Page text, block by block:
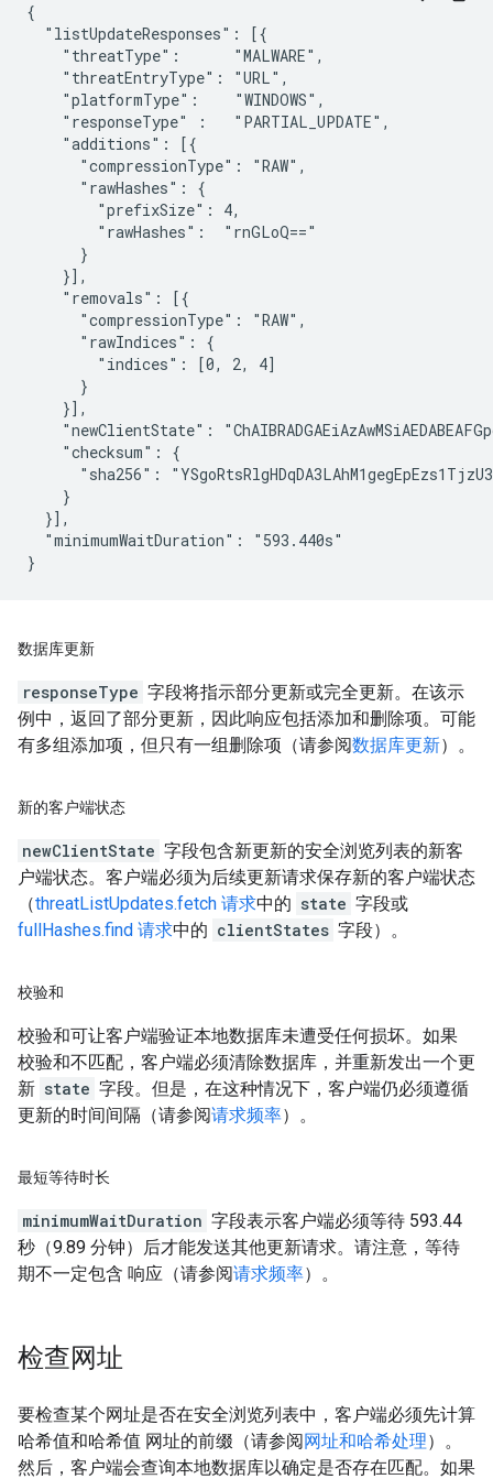
{
  "listUpdateResponses": [{
    "threatType":      "MALWARE",
    "threatEntryType": "URL",
    "platformType":    "WINDOWS",
    "responseType" :   "PARTIAL_UPDATE",
    "additions": [{
      "compressionType": "RAW",
      "rawHashes": {
        "prefixSize": 4,
        "rawHashes":  "rnGLoQ=="
      }
    }],
    "removals": [{
      "compressionType": "RAW",
      "rawIndices": {
        "indices": [0, 2, 4]
      }
    }],
"newClientState":
    "checksum": {
"sha256":
    }
  }],
  "minimumWaitDuration": "593.440s"
}
数据库更新
responseType 字段将指示部分更新或完全更新。在该示
例中，返回了部分更新，因此响应包括添加和删除项。可能
有多组添加项，但只有一组删除项（请参阅数据库更新）。
新的客户端状态
newClientState 字段包含新更新的安全浏览列表的新客
户端状态。客户端必须为后续更新请求保存新的客户端状态
（threatListUpdates.fetch 请求中的 state 字段或
fullHashes.find 请求中的 clientStates 字段）。
校验和
校验和可让客户端验证本地数据库未遭受任何损坏。如果
校验和不匹配，客户端必须清除数据库，并重新发出一个更
新 state 字段。但是，在这种情况下，客户端仍必须遵循
更新的时间间隔（请参阅请求频率）。
最短等待时长
minimumWaitDuration 字段表示客户端必须等待 593.44
秒（9.89 分钟）后才能发送其他更新请求。请注意，等待
期不一定包含 响应（请参阅请求频率）。
检查网址
要检查某个网址是否在安全浏览列表中，客户端必须先计算
哈希值和哈希值 网址的前缀（请参阅网址和哈希处理）。
然后，客户端会查询本地数据库以确定是否存在匹配。如果